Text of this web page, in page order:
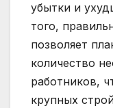
убытки и
того,
позволяет
количество
работников,
крупных